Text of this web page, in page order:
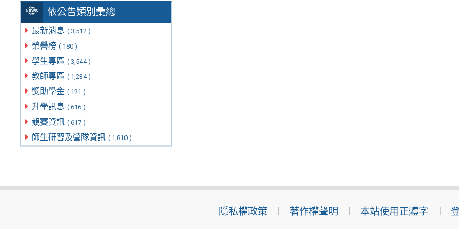
依公告類別彙總
最新消息 ( 3,512 )
榮譽榜 ( 180 )
學生專區 ( 3,544 )
教師專區 ( 1,234 )
獎助學金 ( 121 )
升學訊息 ( 616 )
競賽資訊 ( 617 )
師生研習及營隊資訊 ( 1,810 )
隱私權政策 著作權聲明 本站使用正體字